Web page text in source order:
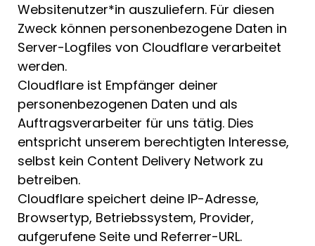
Websitenutzer*in auszuliefern. Für diesen
Zweck können personenbezogene Daten in
Server-Logfiles von Cloudflare verarbeitet
werden.
Cloudflare ist Empfänger deiner
personenbezogenen Daten und als
Auftragsverarbeiter für uns tätig. Dies
entspricht unserem berechtigten Interesse,
selbst kein Content Delivery Network zu
betreiben.
Cloudflare speichert deine IP-Adresse,
Browsertyp, Betriebssystem, Provider,
aufgerufene Seite und Referrer-URL.